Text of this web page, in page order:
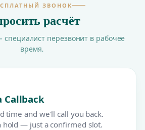
ЗВОНОК
расчёт
специалист перезвонит в рабочее
время.
Callback
time and we'll call you back.
hold — just a confirmed slot.